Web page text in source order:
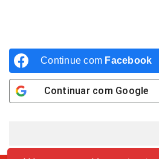
Continue com Facebook
Continuar com Google